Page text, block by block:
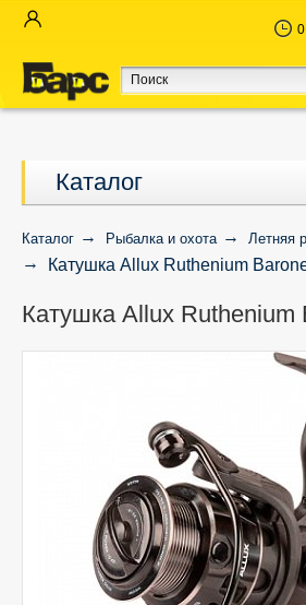
0
Каталог
Каталог Рыбалка и охота Летняя
Катушка Allux Ruthenium
Катушка Allux Ruthenium